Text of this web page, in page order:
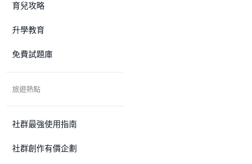
育兒攻略
升學教育
免費試題庫
旅遊熱點
社群最強使用指南
社群創作有價企劃